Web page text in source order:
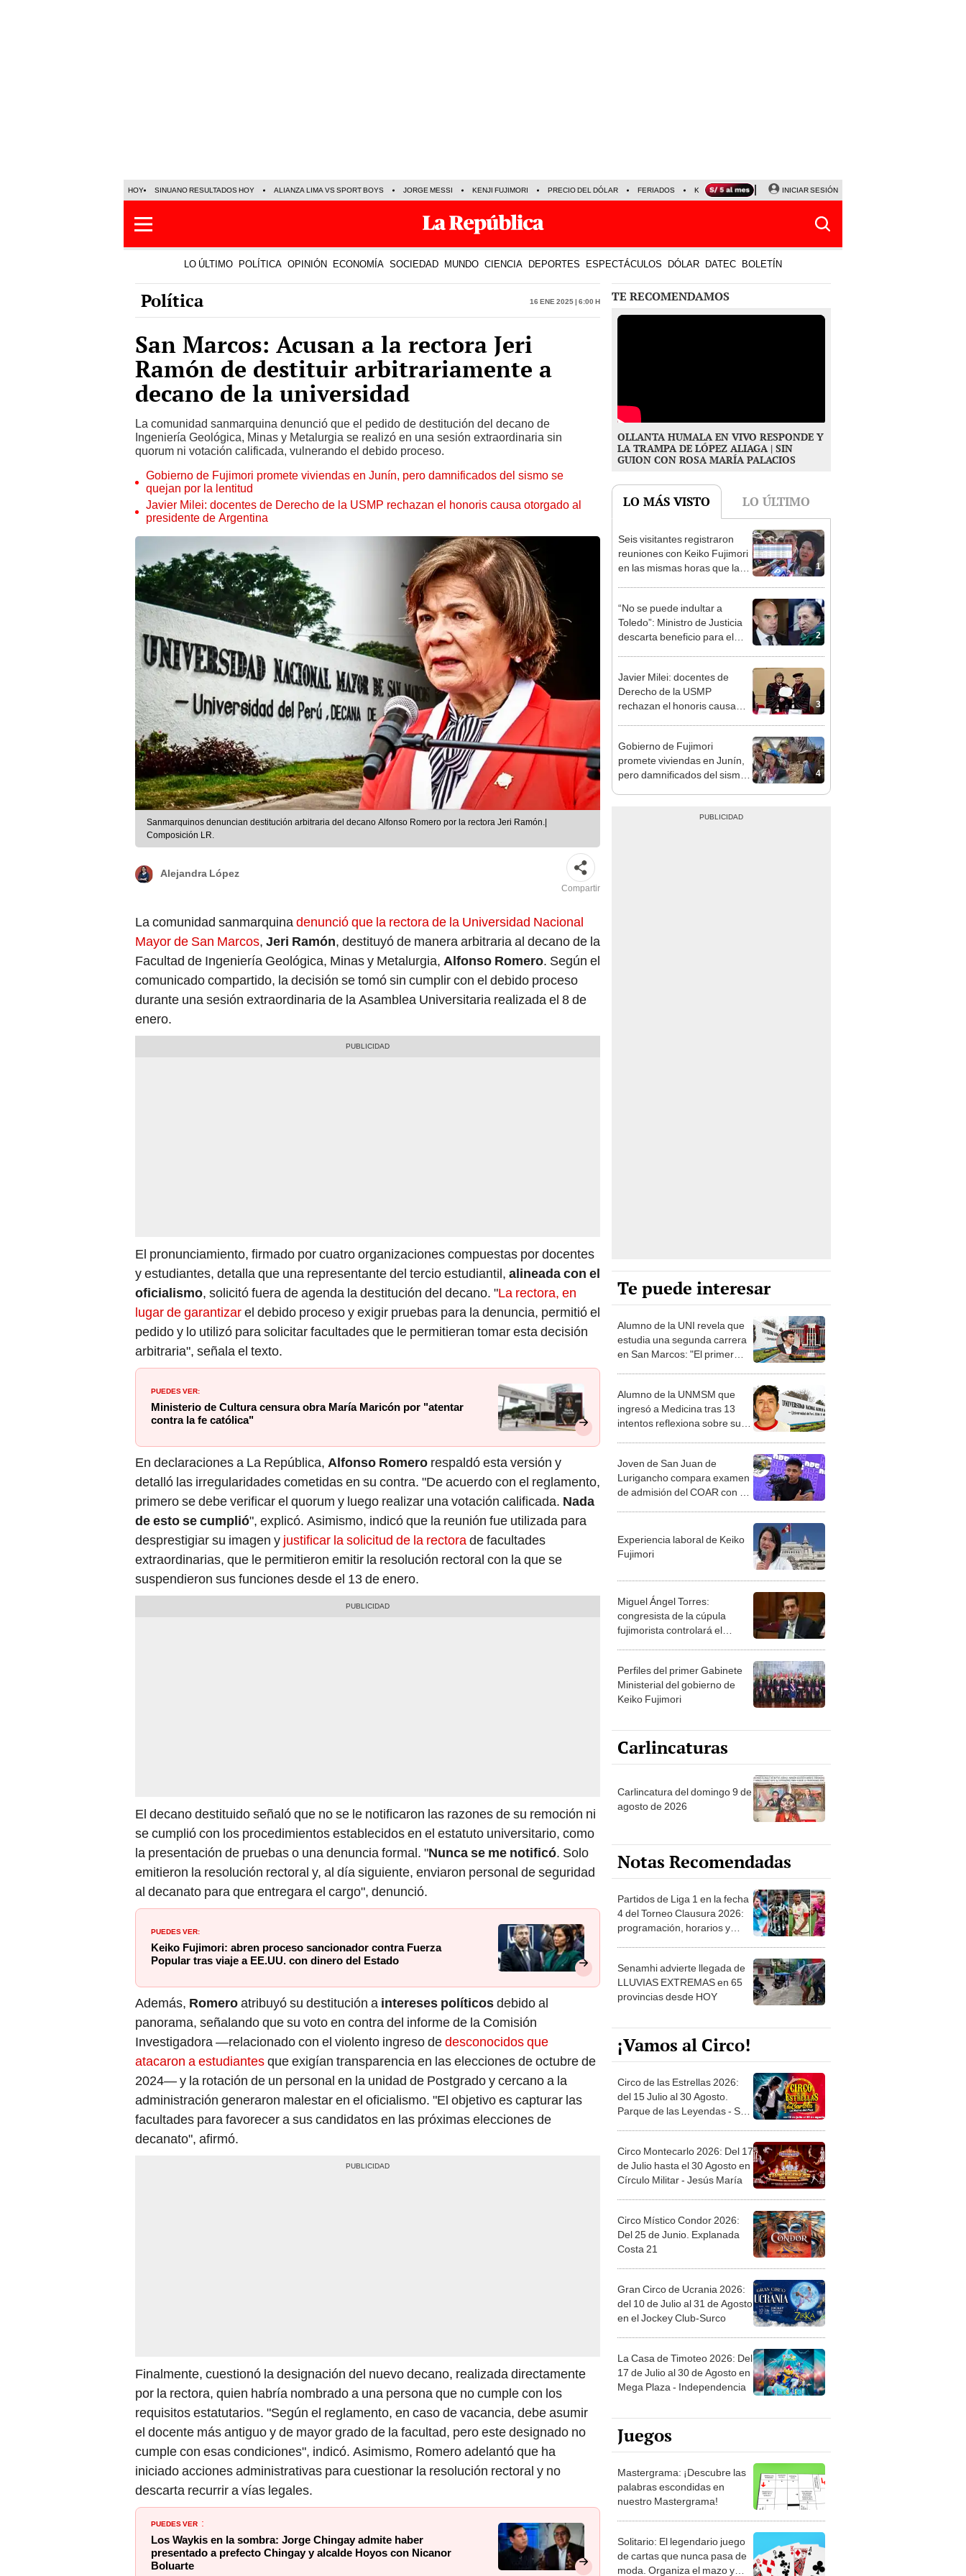
HOY SINUANO RESULTADOS HOY ALIANZA LIMA VS SPORT BOYS JORGE MESSI KENJI FUJIMORI PRECIO DEL DÓLAR FERIADOS KEIKO FUJIMORI NALDY SALDAÑA
INICIAR SESIÓN
LO ÚLTIMO POLÍTICA OPINIÓN ECONOMÍA SOCIEDAD MUNDO CIENCIA DEPORTES ESPECTÁCULOS DÓLAR DATEC BOLETÍN
Política 16 Ene 2025 | 6:00 h
San Marcos: Acusan a la rectora Jeri
Ramón de destituir arbitrariamente a
decano de la universidad
La comunidad sanmarquina denunció que el pedido de destitución del decano de
Ingeniería Geológica, Minas y Metalurgia se realizó en una sesión extraordinaria sin
quorum ni votación calificada, vulnerando el debido proceso.
Gobierno de Fujimori promete viviendas en Junín, pero damnificados del sismo se
quejan por la lentitud
Javier Milei: docentes de Derecho de la USMP rechazan el honoris causa otorgado al
presidente de Argentina
Sanmarquinos denuncian destitución arbitraria del decano Alfonso Romero por la rectora Jeri Ramón.|
Composición LR.
Alejandra López
Compartir
La comunidad sanmarquinadenunció que la rectora de la Universidad Nacional
Mayor de San Marcos, Jeri Ramón, destituyó de manera arbitraria al decano de la
Facultad de Ingeniería Geológica, Minas y Metalurgia, Alfonso Romero. Según el
comunicado compartido, la decisión se tomó sin cumplir con el debido proceso
durante una sesión extraordinaria de la Asamblea Universitaria realizada el 8 de
enero.
El pronunciamiento, firmado por cuatro organizaciones compuestas por docentes
y estudiantes, detalla que una representante del tercio estudiantil, alineada con el
oficialismo, solicitó fuera de agenda la destitución del decano. "La rectora, en
lugar de garantizarel debido proceso y exigir pruebas para la denuncia, permitió el
pedido y lo utilizó para solicitar facultades que le permitieran tomar esta decisión
arbitraria", señala el texto.
PUEDES VER:
Ministerio de Cultura censura obra María Maricón por "atentar
contra la fe católica"
En declaraciones a La República, Alfonso Romero respaldó esta versión y
detalló las irregularidades cometidas en su contra. "De acuerdo con el reglamento,
primero se debe verificar el quorum y luego realizar una votación calificada. Nada
de esto se cumplió", explicó. Asimismo, indicó que la reunión fue utilizada para
desprestigiar su imagen y justificar la solicitud de la rectorade facultades
extraordinarias, que le permitieron emitir la resolución rectoral con la que se
suspendieron sus funciones desde el 13 de enero.
El decano destituido señaló que no se le notificaron las razones de su remoción ni
se cumplió con los procedimientos establecidos en el estatuto universitario, como
la presentación de pruebas o una denuncia formal. "Nunca se me notificó. Solo
emitieron la resolución rectoral y, al día siguiente, enviaron personal de seguridad
al decanato para que entregara el cargo", denunció.
PUEDES VER:
Keiko Fujimori: abren proceso sancionador contra Fuerza
Popular tras viaje a EE.UU. con dinero del Estado
Además, Romeroatribuyó su destitución a intereses políticosdebido al
panorama, señalando que su voto en contra del informe de la Comisión
Investigadora —relacionado con el violento ingreso dedesconocidos que
atacaron a estudiantesque exigían transparencia en las elecciones de octubre de
2024— y la rotación de un personal en la unidad de Postgrado y cercano a la
administración generaron malestar en el oficialismo. "El objetivo es capturar las
facultades para favorecer a sus candidatos en las próximas elecciones de
decanato", afirmó.
Finalmente, cuestionó la designación del nuevo decano, realizada directamente
por la rectora, quien habría nombrado a una persona que no cumple con los
requisitos estatutarios. "Según el reglamento, en caso de vacancia, debe asumir
el docente más antiguo y de mayor grado de la facultad, pero este designado no
cumple con esas condiciones", indicó. Asimismo, Romero adelantó que ha
iniciado acciones administrativas para cuestionar la resolución rectoral y no
descarta recurrir a vías legales.
PUEDES VER :
Los Waykis en la sombra: Jorge Chingay admite haber
presentado a prefecto Chingay y alcalde Hoyos con Nicanor
Boluarte
TE RECOMENDAMOS
OLLANTA HUMALA EN VIVO RESPONDE Y
LA TRAMPA DE LÓPEZ ALIAGA | SIN
GUION CON ROSA MARÍA PALACIOS
LO MÁS VISTO LO ÚLTIMO
1
Seis visitantes registraron
reuniones con Keiko Fujimori
en las mismas horas que la
2
“No se puede indultar a
Toledo”: Ministro de Justicia
descarta beneficio para el
3
Javier Milei: docentes de
Derecho de la USMP
rechazan el honoris causa
4
Gobierno de Fujimori
promete viviendas en Junín,
pero damnificados del sismo
Te puede interesar
Alumno de la UNI revela que
estudia una segunda carrera
en San Marcos: "El primer
Alumno de la UNMSM que
ingresó a Medicina tras 13
intentos reflexiona sobre su
Joven de San Juan de
Lurigancho compara examen
de admisión del COAR con el
Experiencia laboral de Keiko
Fujimori
Miguel Ángel Torres:
congresista de la cúpula
fujimorista controlará el
Perfiles del primer Gabinete
Ministerial del gobierno de
Keiko Fujimori
Carlincaturas
Carlincatura del domingo 9 de
agosto de 2026
Notas Recomendadas
Partidos de Liga 1 en la fecha
4 del Torneo Clausura 2026:
programación, horarios y
Senamhi advierte llegada de
LLUVIAS EXTREMAS en 65
provincias desde HOY
¡Vamos al Circo!
Circo de las Estrellas 2026:
del 15 Julio al 30 Agosto.
Parque de las Leyendas - San
Circo Montecarlo 2026: Del 17
de Julio hasta el 30 Agosto en
Círculo Militar - Jesús María
Circo Místico Condor 2026:
Del 25 de Junio. Explanada
Costa 21
Gran Circo de Ucrania 2026:
del 10 de Julio al 31 de Agosto
en el Jockey Club-Surco
La Casa de Timoteo 2026: Del
17 de Julio al 30 de Agosto en
Mega Plaza - Independencia
Juegos
Mastergrama: ¡Descubre las
palabras escondidas en
nuestro Mastergrama!
Solitario: El legendario juego
de cartas que nunca pasa de
moda. Organiza el mazo y